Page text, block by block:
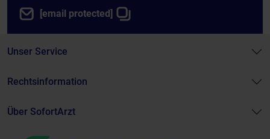
[email protected]
Unser Service
Rechtsinformation
Über SofortArzt